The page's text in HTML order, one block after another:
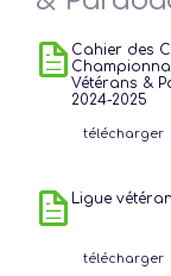
Cahier des
Vétérans &
2024-2025
télécharger
Ligue
télécharger